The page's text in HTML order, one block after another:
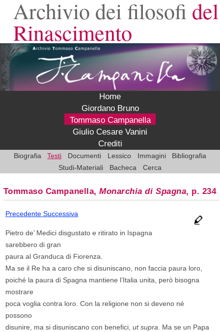
Archivio dei filosofi del
Rinascimento
Home
Giordano Bruno
Tommaso Campanella
Giulio Cesare Vanini
Crediti
Biografia Testi Documenti Lessico Immagini
Bibliografia
Studi-Materiali
Bacheca Cerca
Tommaso Campanella,Monarchia di Spagna, p. 234
PrecedenteSuccessiva
Pietro de’ Medici disgustato e ritirato in Ispagna
sarebbero di gran
paura al Granduca di Fiorenza.
Ma se il Re ha a caro che si disuniscano, non faccia paura loro,
poiché la paura di Spagna mantiene l’Italia unita, però bisogna
mostrare
poca voglia contra loro. Con la religione non si deveno né
possono
disunire, ma si disuniscano con benefici,ut supra. Ma se un Papa